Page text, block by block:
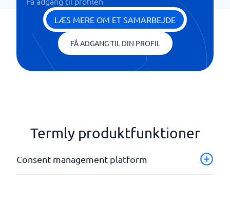
LÆS MERE OM ET SAMARBEJDE
FÅ ADGANG TIL DIN PROFIL
Termly produktfunktioner
Consent management platform